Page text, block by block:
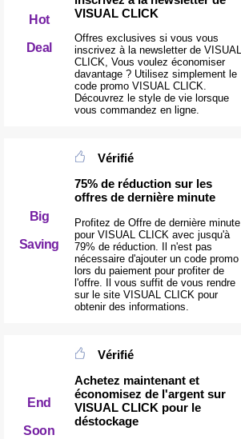
Hot
Deal
VISUAL CLICK
Offres exclusives si vous vous
inscrivez à la newsletter de VISUAL
CLICK, Vous voulez économiser
davantage ? Utilisez simplement le
code promo VISUAL CLICK.
Découvrez le style de vie lorsque
vous commandez en ligne.
Big
Saving
Vérifié
75% de réduction sur les
offres de dernière minute
Profitez de Offre de dernière minute
pour VISUAL CLICK avec jusqu'à
79% de réduction. Il n'est pas
nécessaire d'ajouter un code promo
lors du paiement pour profiter de
l'offre. Il vous suffit de vous rendre
sur le site VISUAL CLICK pour
obtenir des informations.
End
Soon
Vérifié
Achetez maintenant et
économisez de l'argent sur
VISUAL CLICK pour le
déstockage